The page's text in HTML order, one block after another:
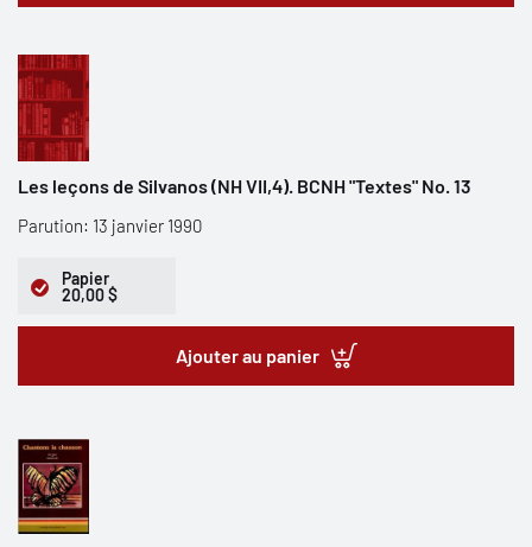
Les leçons de Silvanos (NH VII,4). BCNH "Textes" No. 13
Parution: 13 janvier 1990
Papier
20,00 $
Ajouter au panier